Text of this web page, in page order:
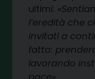
ultimi:
l’eredità che
invitati a
fatto:
lavorando